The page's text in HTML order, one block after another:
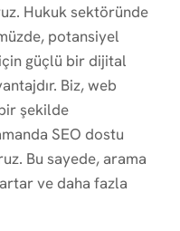
Hukuk sektöründe
potansiyel
güçlü bir dijital
Biz, web
şekilde
SEO dostu
Bu sayede, arama
ve daha fazla